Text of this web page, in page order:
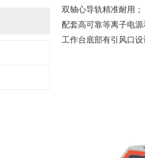
双轴心导轨精准耐用；
配套高可靠等离子电
工作台底部有引风口